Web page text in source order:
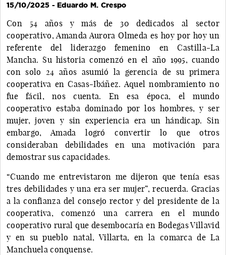
15/10/2025 - Eduardo M. Crespo
Con 54 años y más de 30 dedicados al sector
cooperativo, Amanda Aurora Olmeda es hoy por hoy un
referente del liderazgo femenino en Castilla-La
Mancha. Su historia comenzó en el año 1995, cuando
con solo 24 años asumió la gerencia de su primera
cooperativa en Casas-Ibáñez. Aquel nombramiento no
fue fácil, nos cuenta. En esa época, el mundo
cooperativo estaba dominado por los hombres, y ser
mujer, joven y sin experiencia era un hándicap. Sin
embargo, Amada logró convertir lo que otros
consideraban debilidades en una motivación para
demostrar sus capacidades.
“Cuando me entrevistaron me dijeron que tenía esas
tres debilidades y una era ser mujer”, recuerda. Gracias
a la confianza del consejo rector y del presidente de la
cooperativa, comenzó una carrera en el mundo
cooperativo rural que desembocaría en Bodegas Villavid
y en su pueblo natal, Villarta, en la comarca de La
Manchuela conquense.